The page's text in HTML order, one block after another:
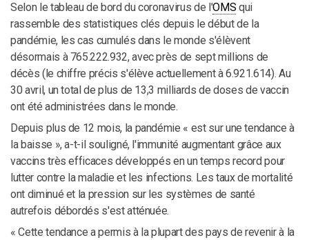
Selon le tableau de bord du coronavirus de l'OMS qui
rassemble des statistiques clés depuis le début de la
pandémie, les cas cumulés dans le monde s'élèvent
désormais à 765.222.932, avec près de sept millions de
décès (le chiffre précis s'élève actuellement à 6.921.614). Au
30 avril, un total de plus de 13,3 milliards de doses de vaccin
ont été administrées dans le monde.
Depuis plus de 12 mois, la pandémie « est sur une tendance à
la baisse », a-t-il souligné, l'immunité augmentant grâce aux
vaccins très efficaces développés en un temps record pour
lutter contre la maladie et les infections. Les taux de mortalité
ont diminué et la pression sur les systèmes de santé
autrefois débordés s'est atténuée.
« Cette tendance a permis à la plupart des pays de revenir à la